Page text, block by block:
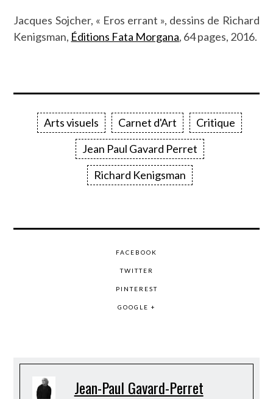
Jacques Sojcher, « Eros errant », dessins de Richard
Kenigsman, Éditions Fata Morgana, 64 pages, 2016.
Arts visuels Carnet d'Art
Critique
Jean Paul Gavard Perret
Richard Kenigsman
FACEBOOK
TWITTER
PINTEREST
GOOGLE +
Jean-Paul Gavard-Perret